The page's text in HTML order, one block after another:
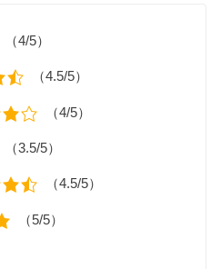
（4/5）
（4.5/5）
（4/5）
（3.5/5）
（4.5/5）
（5/5）